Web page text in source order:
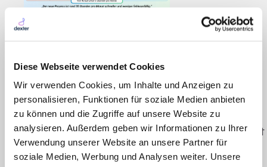
Diese Webseite verwendet Cookies
Wir verwenden Cookies, um Inhalte und Anzeigen zu
personalisieren, Funktionen für soziale Medien anbieten
zu können und die Zugriffe auf unsere Website zu
analysieren. Außerdem geben wir Informationen zu Ihrer
Verwendung unserer Website an unsere Partner für
soziale Medien, Werbung und Analysen weiter. Unsere
Zeitersparnis und
Fehlerreduktion im Vergleich
Nachdem die Vorteile der KI-gestützten
Dokumentation im Risikomanagement beleuchtet
wurden, lohnt sich ein direkter Vergleich mit der